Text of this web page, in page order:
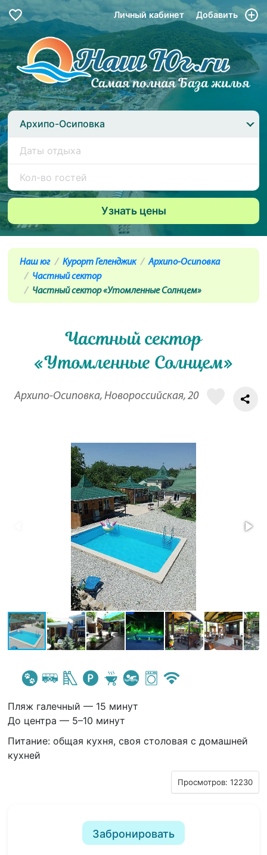
Личный кабинет Добавить
Архипо-Осиповка
Наш юг Курорт Геленджик
Архипо-Осиповка
Частный сектор
Частный сектор «Утомленные Солнцем»
Частный сектор
«Утомленные Солнцем»
Архипо-Осиповка, Новороссийская, 20
Пляж галечный — 15 минут
До центра — 5–10 минут
Питание: общая кухня, своя столовая с домашней
кухней
Просмотров: 12230
Забронировать